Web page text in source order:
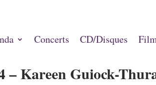
Concerts CD/Disques
– Kareen Guiock-